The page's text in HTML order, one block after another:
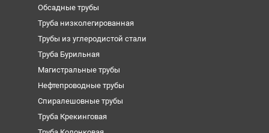
Обсадные трубы
Труба низколегированная
Трубы из углеродистой стали
Труба Бурильная
Магистральные трубы
Нефтепроводные трубы
Спиралешовные трубы
Труба Крекинговая